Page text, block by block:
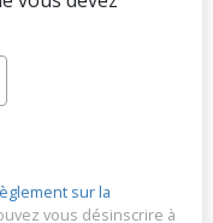
sur la
vous désinscrire à